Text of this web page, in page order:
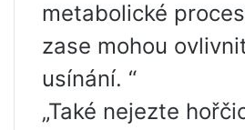
metabolické
zase mohou
usínání. “
„Také nejezte